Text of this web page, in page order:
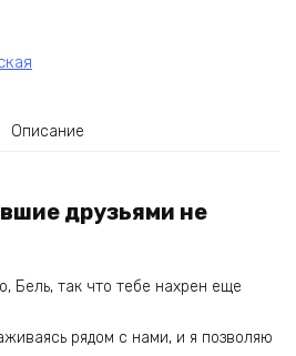
Описание
друзьями не
Бель, так что тебе нахрен еще
рядом с нами, и я позволяю